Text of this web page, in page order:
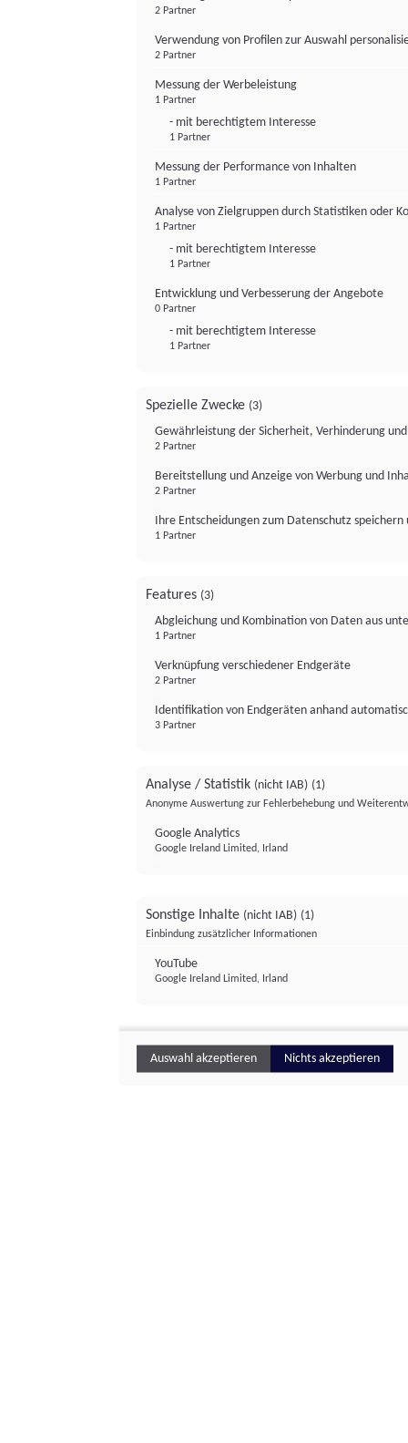
2 Partner
Verwendung von Profilen zur Auswahl
2 Partner
Messung der Werbeleistung
1 Partner
- mit berechtigtem Interesse
1 Partner
Messung der Performance von Inhalten
1 Partner
Analyse von Zielgruppen durch Statistiken oder
1 Partner
- mit berechtigtem Interesse
1 Partner
Entwicklung und Verbesserung der Angebote
0 Partner
- mit berechtigtem Interesse
1 Partner
Spezielle Zwecke (3)
Gewährleistung der Sicherheit, Verhinderung
2 Partner
Bereitstellung und Anzeige von Werbung und
2 Partner
Ihre Entscheidungen zum Datenschutz
1 Partner
Features (3)
Abgleichung und Kombination von Daten aus
1 Partner
Verknüpfung verschiedener Endgeräte
2 Partner
Identifikation von Endgeräten anhand
3 Partner
Analyse / Statistik (nicht IAB) (1)
Anonyme Auswertung zur Fehlerbehebung und
Google Analytics
Google Ireland Limited, Irland
Sonstige Inhalte (nicht IAB) (1)
Einbindung zusätzlicher Informationen
YouTube
Google Ireland Limited, Irland
Auswahl akzeptieren Nichts akzeptieren